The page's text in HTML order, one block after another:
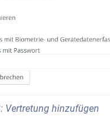
Vertretung hinzufügen